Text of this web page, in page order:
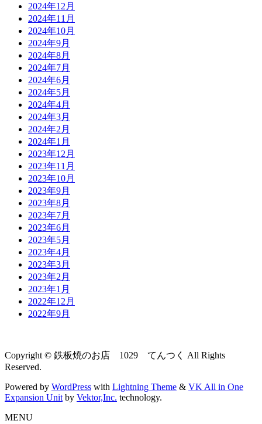
2024年12月
2024年11月
2024年10月
2024年9月
2024年8月
2024年7月
2024年6月
2024年5月
2024年4月
2024年3月
2024年2月
2024年1月
2023年12月
2023年11月
2023年10月
2023年9月
2023年8月
2023年7月
2023年6月
2023年5月
2023年4月
2023年3月
2023年2月
2023年1月
2022年12月
2022年9月
Copyright © 鉄板焼のお店 1029 てんつく All Rights
Reserved.
Powered by WordPress with Lightning Theme & VK All in One
Expansion Unit by Vektor,Inc. technology.
MENU